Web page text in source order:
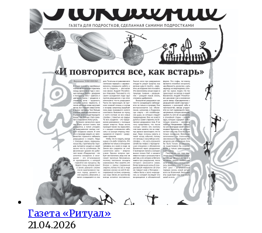
Газета «Ритуал»
21.04.2026